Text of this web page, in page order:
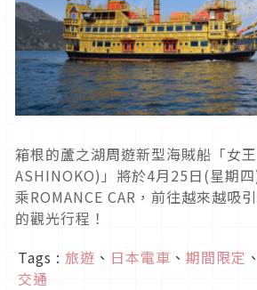
箱根的蘆之湖周遊新型海賊船「女
ASHINOKO)」將於4月25日(星期
乘ROMANCE CAR，前往越來越吸
的觀光行程！
Tags : 旅遊 、 日本電車 、 期間限定 、
交通